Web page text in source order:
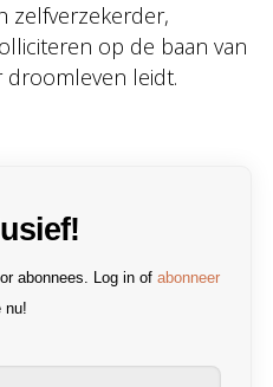
zelfverzekerder,
op de baan van
droomleven leidt.
abonnees. Log in of abonneer
nu!